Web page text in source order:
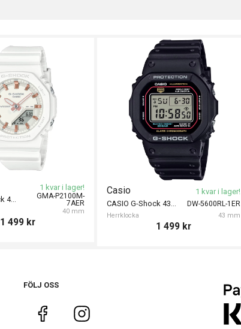
GMA-P2100M-
7AER
40 mm
CASIO G-Shock 40mm
1 kvar i lager!
1 499 kr
DW-5600RL-1ER
Casio
Herrklocka 43 mm
CASIO G-Shock 43mm
1 kvar i lager!
1 499 kr
FÖLJ OSS